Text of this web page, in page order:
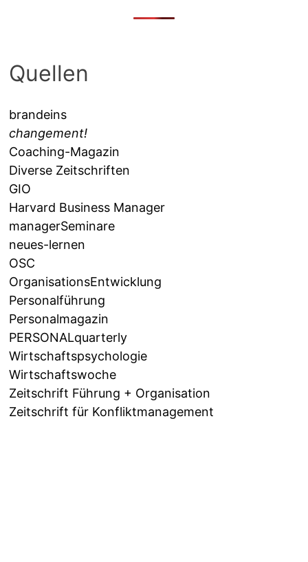
Quellen
brandeins
changement!
Coaching-Magazin
Diverse Zeitschriften
GIO
Harvard Business Manager
managerSeminare
neues-lernen
OSC
OrganisationsEntwicklung
Personalführung
Personalmagazin
PERSONALquarterly
Wirtschaftspsychologie
Wirtschaftswoche
Zeitschrift Führung + Organisation
Zeitschrift für Konfliktmanagement